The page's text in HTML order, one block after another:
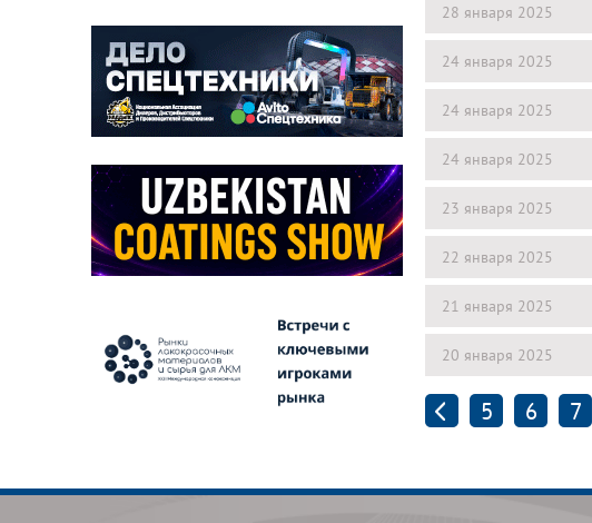
28 января 2025
24 января 2025
24 января 2025
24 января 2025
23 января 2025
22 января 2025
21 января 2025
20 января 2025
5 6 7